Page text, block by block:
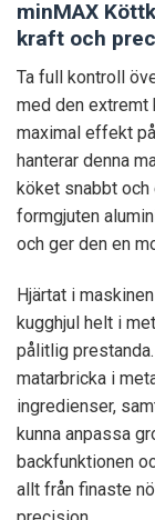
minMAX
kraft och
Ta full kontroll
med den extremt
maximal effekt
hanterar denna
köket snabbt
formgjuten
och ger den en
Hjärtat i
kugghjul helt i
pålitlig
matarbricka i
ingredienser,
kunna anpassa
backfunktionen
allt från finaste